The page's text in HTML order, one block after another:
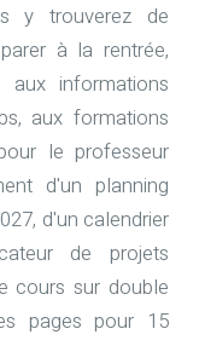
y trouverez de
à la rentrée,
aux informations
aux formations
le professeur
d'un planning
d'un calendrier
de projets
cours sur double
pages pour 15